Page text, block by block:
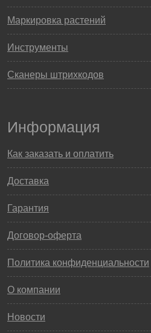
Маркировка растений
Инструменты
Сканеры штрихкодов
Информация
Как заказать и оплатить
Доставка
Гарантия
Договор-оферта
Политика конфиденциальности
О компании
Новости